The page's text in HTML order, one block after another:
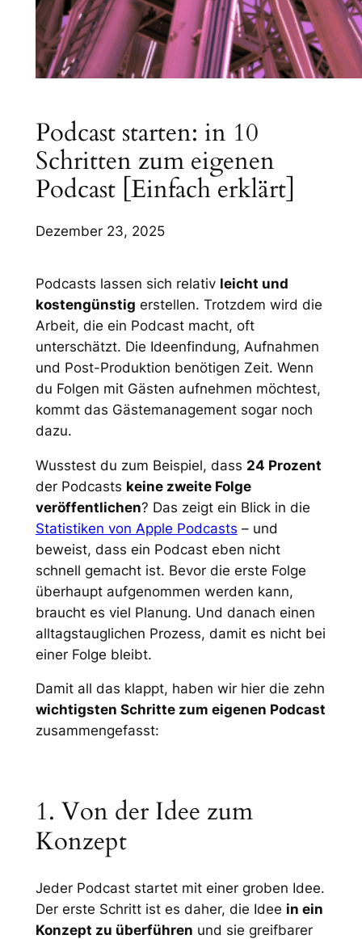
Podcast starten: in 10
Schritten zum eigenen
Podcast [Einfach erklärt]
Dezember 23, 2025
Podcasts lassen sich relativ leicht und
kostengünstig erstellen. Trotzdem wird die
Arbeit, die ein Podcast macht, oft
unterschätzt. Die Ideenfindung, Aufnahmen
und Post-Produktion benötigen Zeit. Wenn
du Folgen mit Gästen aufnehmen möchtest,
kommt das Gästemanagement sogar noch
dazu.
Wusstest du zum Beispiel, dass 24 Prozent
der Podcasts keine zweite Folge
veröffentlichen? Das zeigt ein Blick in die
Statistiken von Apple Podcasts – und
beweist, dass ein Podcast eben nicht
schnell gemacht ist. Bevor die erste Folge
überhaupt aufgenommen werden kann,
braucht es viel Planung. Und danach einen
alltagstauglichen Prozess, damit es nicht bei
einer Folge bleibt.
Damit all das klappt, haben wir hier die zehn
wichtigsten Schritte zum eigenen Podcast
zusammengefasst:
1. Von der Idee zum
Konzept
Jeder Podcast startet mit einer groben Idee.
Der erste Schritt ist es daher, die Idee in ein
Konzept zu überführen und sie greifbarer